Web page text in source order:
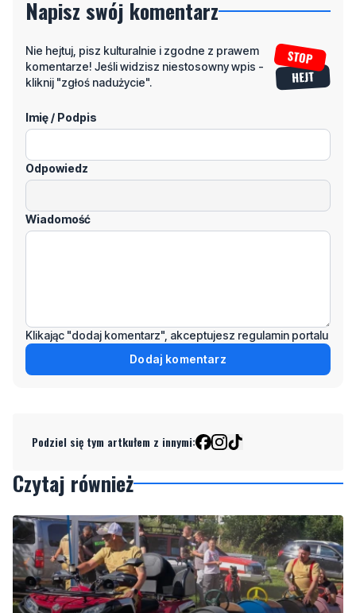
Napisz swój komentarz
Nie hejtuj, pisz kulturalnie i zgodne z prawem
komentarze! Jeśli widzisz niestosowny wpis -
kliknij "zgłoś nadużycie".
Imię / Podpis
Odpowiedz
Wiadomość
Klikając "dodaj komentarz", akceptujesz regulamin portalu
Dodaj komentarz
Podziel się tym artkułem z innymi:
Czytaj również